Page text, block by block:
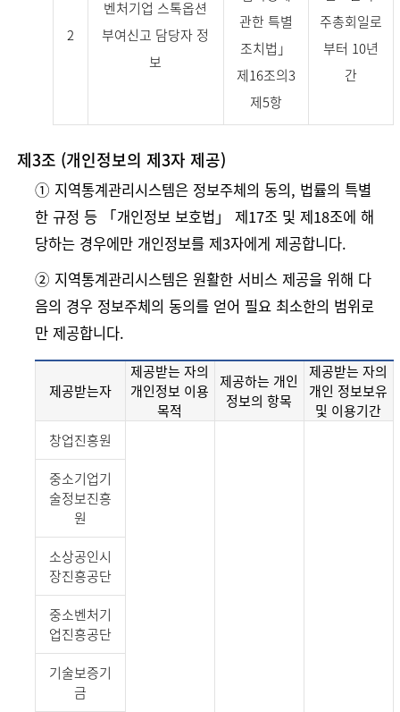
2
벤처기업 스톡옵션
부여신고 담당자 정
보
관한 특별
조치법」
제16조의3
제5항
주총회일로
부터 10년
간
제3조 (개인정보의 제3자 제공)
➀ 지역통계관리시스템은 정보주체의 동의, 법률의 특별
한 규정 등 「개인정보 보호법」 제17조 및 제18조에 해
당하는 경우에만 개인정보를 제3자에게 제공합니다.
➁ 지역통계관리시스템은 원활한 서비스 제공을 위해 다
음의 경우 정보주체의 동의를 얻어 필요 최소한의 범위로
만 제공합니다.
제공받는자
제공받는 자의
개인정보 이용
목적
제공하는 개인
정보의 항목
제공받는 자의
개인 정보보유
및 이용기간
창업진흥원
중소기업기
술정보진흥
원
소상공인시
장진흥공단
중소벤처기
업진흥공단
기술보증기
금